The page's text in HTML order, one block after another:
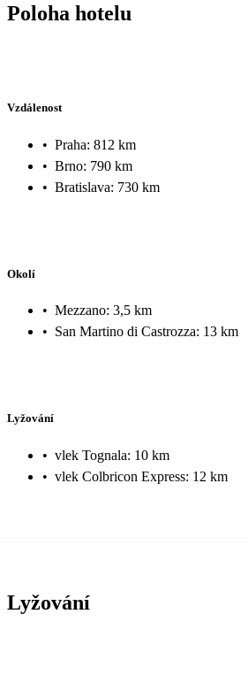
Poloha hotelu
Vzdálenost
• Praha: 812 km
• Brno: 790 km
• Bratislava: 730 km
Okolí
• Mezzano: 3,5 km
• San Martino di Castrozza: 13 km
Lyžování
• vlek Tognala: 10 km
• vlek Colbricon Express: 12 km
Lyžování